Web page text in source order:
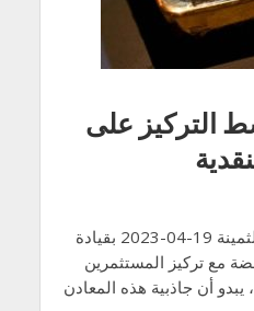
التركيز على
تراجعت تداولات المعادن الثمينة 19-04-2023 بقيادة
مع تركيز المستثمرين
أن جاذبية هذه المعادن